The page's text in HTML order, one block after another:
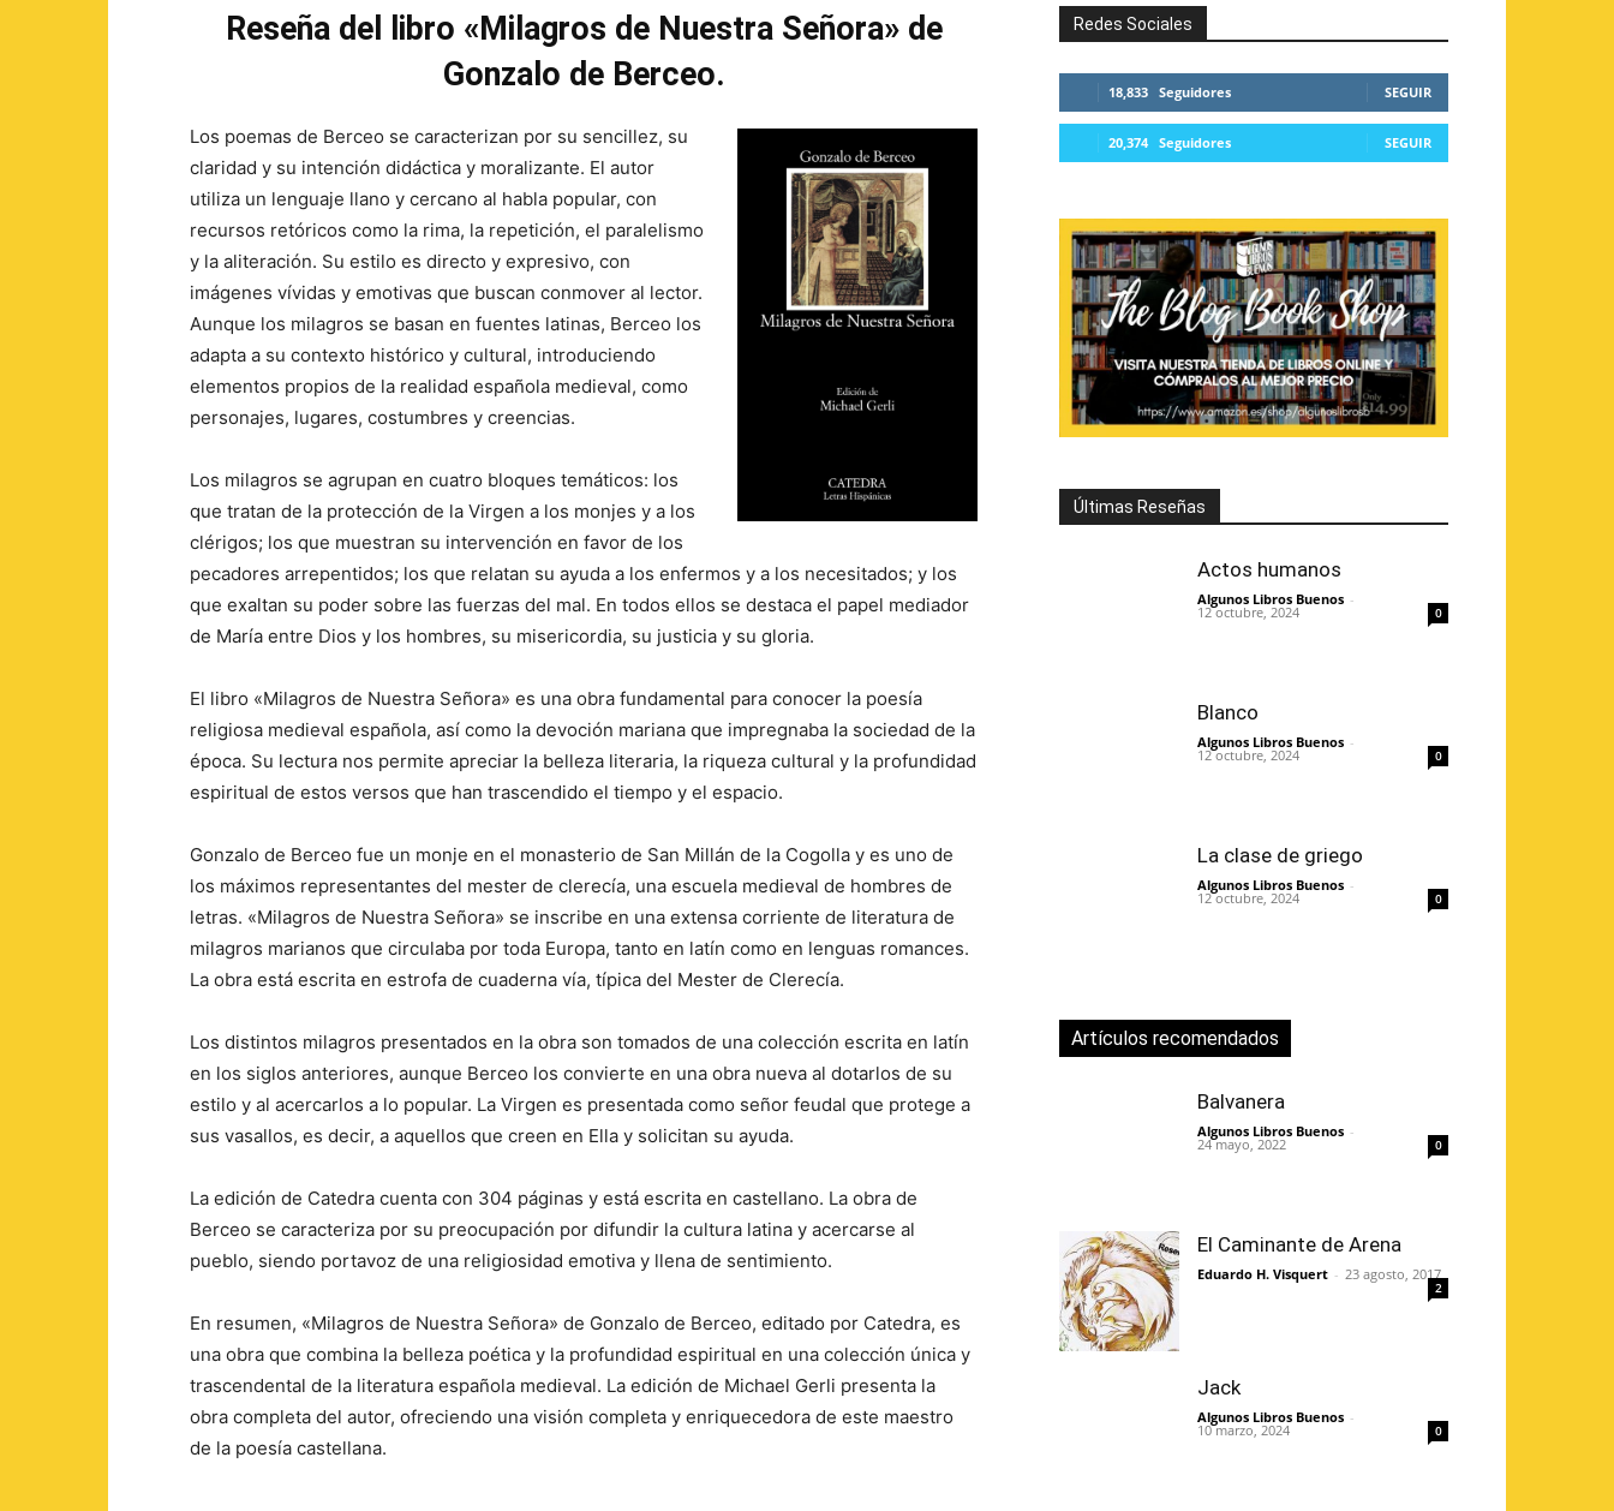
Reseña del libro «Milagros de Nuestra Señora» de
Gonzalo de Berceo.
Los poemas de Berceo se caracterizan por su sencillez, su
claridad y su intención didáctica y moralizante. El autor
utiliza un lenguaje llano y cercano al habla popular, con
recursos retóricos como la rima, la repetición, el paralelismo
y la aliteración. Su estilo es directo y expresivo, con
imágenes vívidas y emotivas que buscan conmover al lector.
Aunque los milagros se basan en fuentes latinas, Berceo los
adapta a su contexto histórico y cultural, introduciendo
elementos propios de la realidad española medieval, como
personajes, lugares, costumbres y creencias.
Los milagros se agrupan en cuatro bloques temáticos: los
que tratan de la protección de la Virgen a los monjes y a los
clérigos; los que muestran su intervención en favor de los
pecadores arrepentidos; los que relatan su ayuda a los enfermos y a los necesitados; y los
que exaltan su poder sobre las fuerzas del mal. En todos ellos se destaca el papel mediador
de María entre Dios y los hombres, su misericordia, su justicia y su gloria.
El libro «Milagros de Nuestra Señora» es una obra fundamental para conocer la poesía
religiosa medieval española, así como la devoción mariana que impregnaba la sociedad de la
época. Su lectura nos permite apreciar la belleza literaria, la riqueza cultural y la profundidad
espiritual de estos versos que han trascendido el tiempo y el espacio.
Gonzalo de Berceo fue un monje en el monasterio de San Millán de la Cogolla y es uno de
los máximos representantes del mester de clerecía, una escuela medieval de hombres de
letras. «Milagros de Nuestra Señora» se inscribe en una extensa corriente de literatura de
milagros marianos que circulaba por toda Europa, tanto en latín como en lenguas romances.
La obra está escrita en estrofa de cuaderna vía, típica del Mester de Clerecía.
Los distintos milagros presentados en la obra son tomados de una colección escrita en latín
en los siglos anteriores, aunque Berceo los convierte en una obra nueva al dotarlos de su
estilo y al acercarlos a lo popular. La Virgen es presentada como señor feudal que protege a
sus vasallos, es decir, a aquellos que creen en Ella y solicitan su ayuda.
La edición de Catedra cuenta con 304 páginas y está escrita en castellano. La obra de
Berceo se caracteriza por su preocupación por difundir la cultura latina y acercarse al
pueblo, siendo portavoz de una religiosidad emotiva y llena de sentimiento.
En resumen, «Milagros de Nuestra Señora» de Gonzalo de Berceo, editado por Catedra, es
una obra que combina la belleza poética y la profundidad espiritual en una colección única y
trascendental de la literatura española medieval. La edición de Michael Gerli presenta la
obra completa del autor, ofreciendo una visión completa y enriquecedora de este maestro
de la poesía castellana.
Redes Sociales
18,833 Seguidores SEGUIR
20,374 Seguidores SEGUIR
Últimas Reseñas
Actos humanos
Algunos Libros Buenos -
12 octubre, 2024 0
Blanco
Algunos Libros Buenos -
12 octubre, 2024 0
La clase de griego
Algunos Libros Buenos -
12 octubre, 2024 0
Artículos recomendados
Balvanera
Algunos Libros Buenos -
24 mayo, 2022 0
El Caminante de Arena
Eduardo H. Visquert - 23 agosto, 2017
2
Jack
Algunos Libros Buenos -
10 marzo, 2024 0